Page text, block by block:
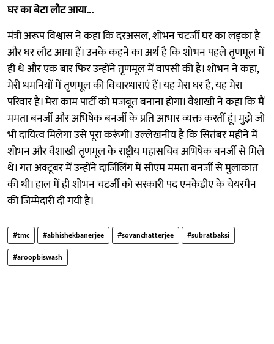
घर का बेटा लौट आया...
मंत्री अरूप विश्वास ने कहा कि दरअसल, शोभन चटर्जी घर का लड़का है
और घर लौट आया हैं। उनके कहने का अर्थ है कि शोभन पहले तृणमूल में
ही थे और एक बार फिर उन्होंने तृणमूल में वापसी की है। शोभन ने कहा,
मेरी धमनियों में तृणमूल की विचारधाराएं हैं। यह मेरा घर है, यह मेरा
परिवार है। मेरा काम पार्टी को मजबूत बनाना होगा। वैशाखी ने कहा कि मैं
ममता बनर्जी और अभिषेक बनर्जी के प्रति आभार व्यक्त करतीं हूं। मुझे जो
भी दायित्व मिलेगा उसे पूरा करूंगी। उल्लेखनीय है कि सितंबर महीने में
शोभन और वैशाखी तृणमूल के राष्ट्रीय महासचिव अभिषेक बनर्जी से मिले
थे। गत अक्टूबर में उन्होंने दार्जिलिंग में सीएम ममता बनर्जी से मुलाकात
की थी। हाल में ही शोभन चटर्जी को सरकारी पद एनकेडीए के चेयरमैन
की जिम्मेदारी दी गयी है।
#tmc #abhishekbanerjee #sovanchatterjee
#subratbaksi
#aroopbiswash